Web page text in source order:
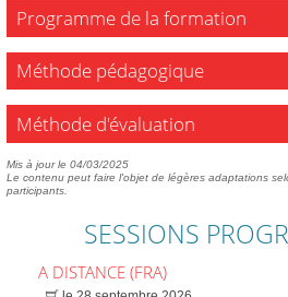
Programme de la formation
Méthode pédagogique
Méthode d'évaluation
Mis à jour le 04/03/2025
Le contenu peut faire l'objet de légères adaptations
participants.
SESSIONS
A DISTANCE (FRA)